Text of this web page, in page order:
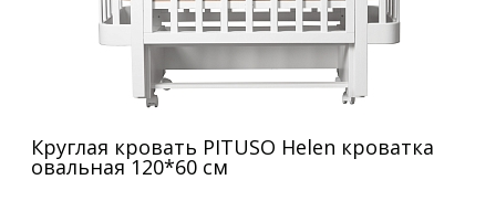
Круглая кровать PITUSO Helen кроватка
овальная 120*60 см